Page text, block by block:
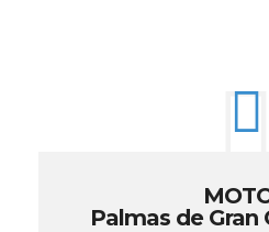
Palmas de Gran